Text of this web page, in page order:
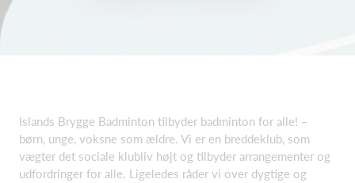
Islands Brygge Badminton tilbyder badminton for alle! –
børn, unge, voksne som ældre. Vi er en breddeklub, som
vægter det sociale klubliv højt og tilbyder arrangementer og
udfordringer for alle. Ligeledes råder vi over dygtige og